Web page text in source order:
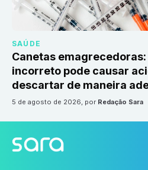
SAÚDE
Canetas
incorreto pode causar
descartar de maneira
5 de agosto de 2026, por Redação Sara